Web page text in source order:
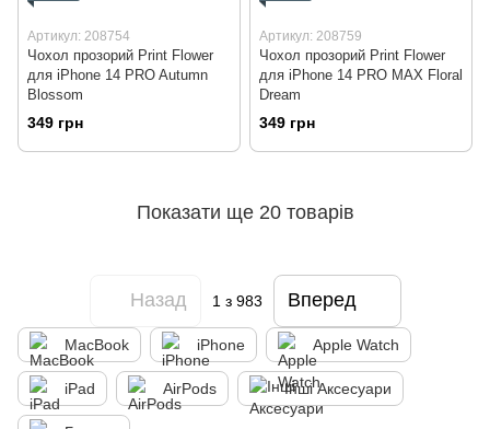
Артикул: 208754
Чохол прозорий Print Flower
для iPhone 14 PRO Autumn
Blossom
349 грн
Артикул: 208759
Чохол прозорий Print Flower
для iPhone 14 PRO MAX Floral
Dream
349 грн
Показати ще 20 товарів
Назад 1 з 983 Вперед
MacBook iPhone Apple Watch
iPad AirPods Інші Аксесуари